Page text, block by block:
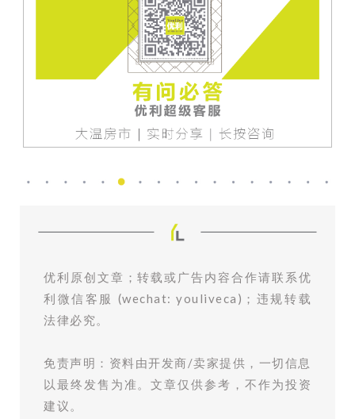
优利原创文章；转载或广告内容合作请联系优
利微信客服 (wechat: youliveca)；违规转载
法律必究。
免责声明：资料由开发商/卖家提供，一切信息
以最终发售为准。文章仅供参考，不作为投资
建议。